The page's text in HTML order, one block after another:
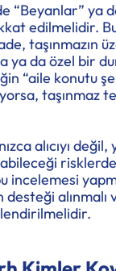
“Beyanlar” ya
edilmelidir.
taşınmazın
ya da özel bir
“aile konutu
taşınmaz
alıcıyı değil,
incelemesi
desteği alınmalı